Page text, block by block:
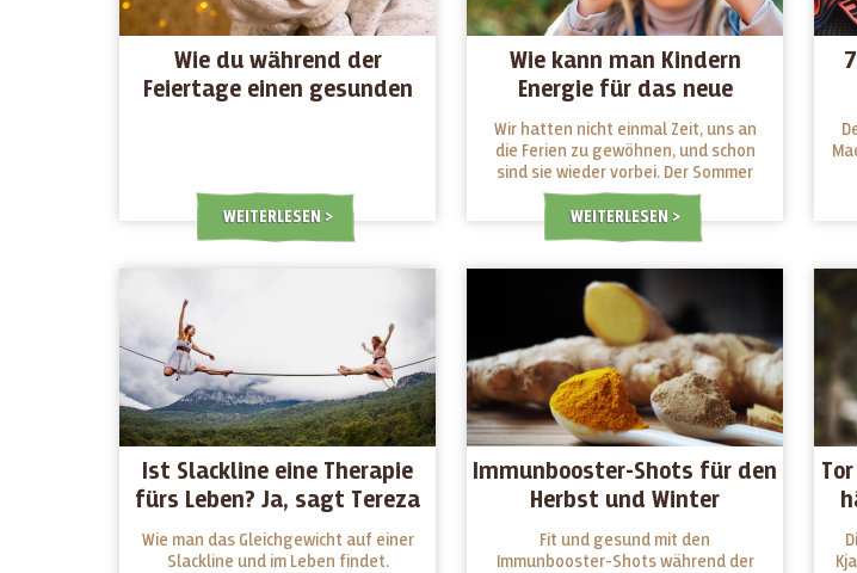
Wie du während der
Feiertage einen gesunden
WEITERLESEN
Wie kann man Kindern
Energie für das neue
Schuljahr geben?
Wir hatten nicht einmal Zeit, uns an
die Ferien zu gewöhnen, und schon
sind sie wieder vorbei. Der Sommer
war lustig, voller neuer
Herausforderungen und Abenteuer.
Jetzt steht ein neues Schuljahr vor
Snacks geben ihnen Energie für die
Schule und welche machen sie müde?
WEITERLESEN
Ist Slackline eine Therapie
fürs Leben? Ja, sagt Tereza
Panochová
Wie man das Gleichgewicht auf einer
Slackline und im Leben findet.
Immunbooster-Shots für den
Herbst und Winter
Fit und gesund mit den
Immunbooster-Shots während der